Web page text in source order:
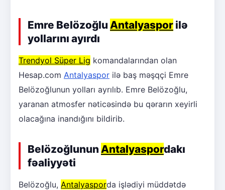
Emre Belözoğlu Antalyaspor ilə
yollarını ayırdı
Trendyol Süper Lig komandalarından olan
Hesap.com Antalyaspor ilə baş məşqçi Emre
Belözoğlunun yolları ayrılıb. Emre Belözoğlu,
yaranan atmosfer nəticəsində bu qərarın xeyirli
olacağına inandığını bildirib.
Belözoğlunun Antalyaspordakı
fəaliyyəti
Belözoğlu, Antalyasporda işlədiyi müddətdə